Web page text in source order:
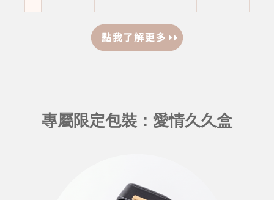
專屬限定包裝：愛情久久盒